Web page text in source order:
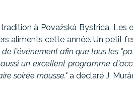
à Považská Bystrica. Les
aliments cette année. Un petit
l'événement afin que tous les
un excellent programme
soirée mousse." a déclaré J.